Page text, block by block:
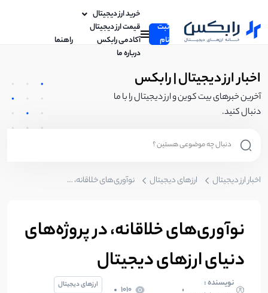
ثبت
نام
خرید ارز دیجیتال
قیمت ارز دیجیتال
آکادمی رابکس
راهنما
درباره ما
اخبار ارز دیجیتال | رابکس
آخرین خبرهای بیت کوین و ارز دیجیتال را با ما
دنبال کنید.
اخبار ارز دیجیتال ارزهای دیجیتال نوآوری‌های خلاقانه، در پروژه‌های دنیای ارزهای دیجیتال
نوآوری‌های خلاقانه، در پروژه‌های
دنیای ارزهای دیجیتال
نویسنده :
1010
ارزهای دیجیتال